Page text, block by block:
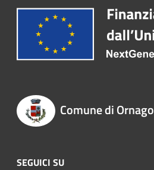
Comune di Ornago
SEGUICI SU